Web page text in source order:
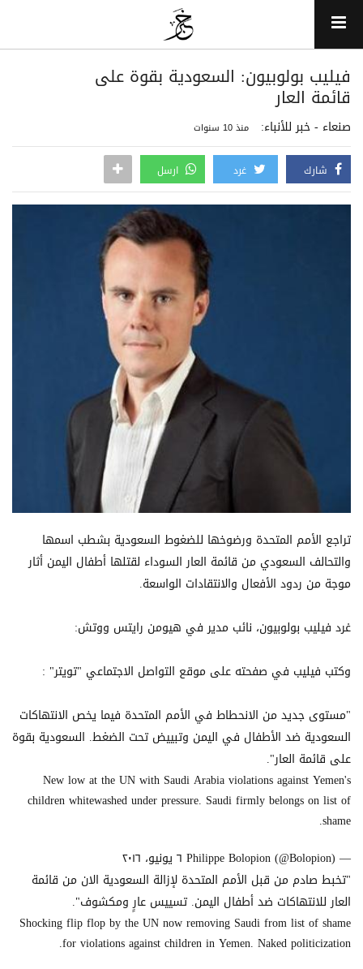
فيليب بولوبيون: السعودية بقوة على
قائمة العار
صنعاء - خبر للأنباء: منذ 10 سنوات
شارك غرد ارسل
تراجع الأمم المتحدة ورضوخها للضغوط السعودية بشطب اسمها
والتحالف السعودي من قائمة العار السوداء لقتلها أطفال اليمن أثار
موجة من ردود الأفعال والانتقادات الواسعة.
غرد فيليب بولوبيون، نائب مدير في هيومن رايتس ووتش:
وكتب فيليب في صفحته على موقع التواصل الاجتماعي "تويتر" :
"مستوى جديد من الانحطاط في الأمم المتحدة فيما يخص الانتهاكات
السعودية ضد الأطفال في اليمن وتبييض تحت الضغط. السعودية بقوة
على قائمة العار".
New low at the UN with Saudi Arabia violations against Yemen's
children whitewashed under pressure. Saudi firmly belongs on list of
shame.
— Philippe Bolopion (@Bolopion)
٦ يونيو، ٢٠١٦
"تخبط صادم من قبل الأمم المتحدة لإزالة السعودية الان من قائمة
العار للانتهاكات ضد أطفال اليمن. تسييس عارٍ ومكشوف".
Shocking flip flop by the UN now removing Saudi from list of shame
for violations against children in Yemen. Naked politicization.